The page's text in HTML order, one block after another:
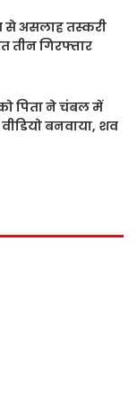
से असलाह तस्करी
तीन गिरफ्तार
पिता ने चंबल में
बनवाया, शव